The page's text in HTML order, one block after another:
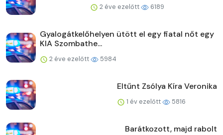
2 éve ezelőtt 6189
Gyalogátkelőhelyen ütött el egy fiatal nőt egy
KIA Szombathe...
2 éve ezelőtt 5984
Eltűnt Zsólya Kíra Veronika
1 év ezelőtt 5816
Barátkozott, majd rabolt